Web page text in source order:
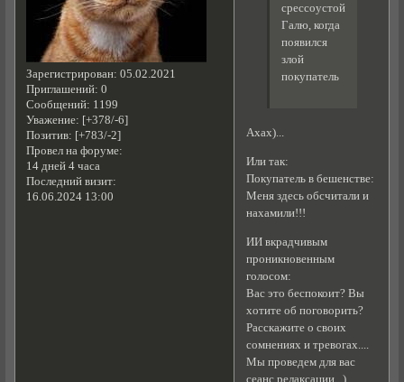
Зарегистрирован: 05.02.2021
Приглашений: 0
Сообщений: 1199
Уважение: [+378/-6]
Позитив: [+783/-2]
Провел на форуме:
14 дней 4 часа
Последний визит:
16.06.2024 13:00
срессоустойчивую
Галю, когда
появился
злой
покупатель
Ахах)...
Или так:
Покупатель в бешенстве:
Меня здесь обсчитали и
нахамили!!!
ИИ вкрадчивым
проникновенным
голосом:
Вас это беспокоит? Вы
хотите об поговорить?
Расскажите о своих
сомнениях и тревогах....
Мы проведем для вас
сеанс релаксации...)